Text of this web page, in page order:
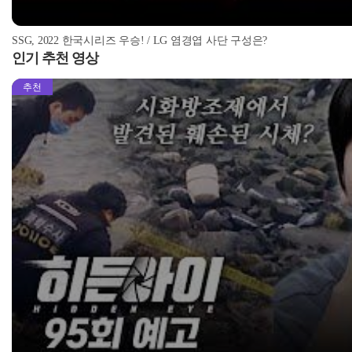
SSG, 2022 한국시리즈 우승! / LG 염경엽 사단 구성은?
인기 추천 영상
추천